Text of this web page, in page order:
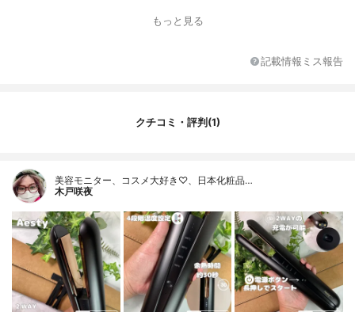
もっと見る
記載情報ミス報告
クチコミ・評判(1)
美容モニター、コスメ大好き♡、日本化粧品…
木戸咲夜